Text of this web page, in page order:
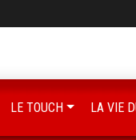
LE TOUCH LA VIE